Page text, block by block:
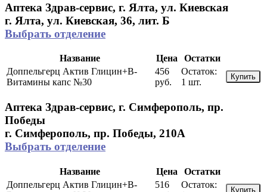
Аптека Здрав-сервис, г. Ялта, ул. Киевская
г. Ялта, ул. Киевская, 36, лит. Б
Выбрать отделение
Название Цена
Остатки
Доппельгерц Актив Глицин+В-
Витамины капс №30
456
руб.
Остаток:
1 шт.
Купить
Аптека Здрав-сервис, г. Симферополь, пр.
Победы
г. Симферополь, пр. Победы, 210A
Выбрать отделение
Название Цена
Остатки
Доппельгерц Актив Глицин+В-
516
Остаток:
Купить